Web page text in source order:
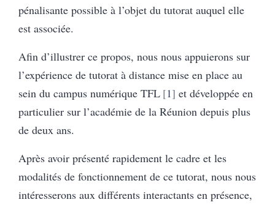
pénalisante possible à l’objet du tutorat auquel elle
est associée.
Afin d’illustrer ce propos, nous nous appuierons sur
l’expérience de tutorat à distance mise en place au
sein du campus numérique TFL 1 et développée en
particulier sur l’académie de la Réunion depuis plus
de deux ans.
Après avoir présenté rapidement le cadre et les
modalités de fonctionnement de ce tutorat, nous nous
intéresserons aux différents interactants en présence,